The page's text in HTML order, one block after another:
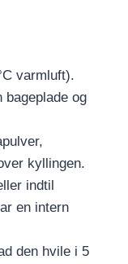
varmluft).
bageplade og
kyllingen.
indtil
en intern
den hvile i 5